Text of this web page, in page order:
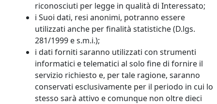
riconosciuti per legge in qualità di Interessato;
i Suoi dati, resi anonimi, potranno essere
utilizzati anche per finalità statistiche (D.lgs.
281/1999 e s.m.i.);
i dati forniti saranno utilizzati con strumenti
informatici e telematici al solo fine di fornire il
servizio richiesto e, per tale ragione, saranno
conservati esclusivamente per il periodo in cui lo
stesso sarà attivo e comunque non oltre dieci